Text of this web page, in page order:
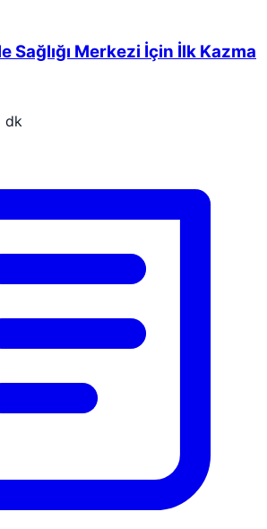
Sağlığı Merkezi İçin İlk Kazma
dk